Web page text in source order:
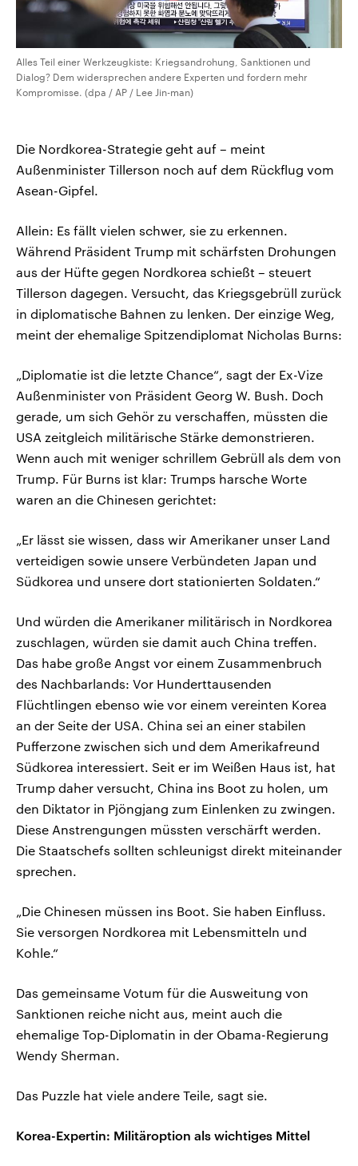
Alles Teil einer Werkzeugkiste: Kriegsandrohung, Sanktionen und
Dialog? Dem widersprechen andere Experten und fordern mehr
Kompromisse. (dpa / AP / Lee Jin-man)
Die Nordkorea-Strategie geht auf – meint
Außenminister Tillerson noch auf dem Rückflug vom
Asean-Gipfel.
Allein: Es fällt vielen schwer, sie zu erkennen.
Während Präsident Trump mit schärfsten Drohungen
aus der Hüfte gegen Nordkorea schießt – steuert
Tillerson dagegen. Versucht, das Kriegsgebrüll zurück
in diplomatische Bahnen zu lenken. Der einzige Weg,
meint der ehemalige Spitzendiplomat Nicholas Burns:
„Diplomatie ist die letzte Chance“, sagt der Ex-Vize
Außenminister von Präsident Georg W. Bush. Doch
gerade, um sich Gehör zu verschaffen, müssten die
USA zeitgleich militärische Stärke demonstrieren.
Wenn auch mit weniger schrillem Gebrüll als dem von
Trump. Für Burns ist klar: Trumps harsche Worte
waren an die Chinesen gerichtet:
„Er lässt sie wissen, dass wir Amerikaner unser Land
verteidigen sowie unsere Verbündeten Japan und
Südkorea und unsere dort stationierten Soldaten.“
Und würden die Amerikaner militärisch in Nordkorea
zuschlagen, würden sie damit auch China treffen.
Das habe große Angst vor einem Zusammenbruch
des Nachbarlands: Vor Hunderttausenden
Flüchtlingen ebenso wie vor einem vereinten Korea
an der Seite der USA. China sei an einer stabilen
Pufferzone zwischen sich und dem Amerikafreund
Südkorea interessiert. Seit er im Weißen Haus ist, hat
Trump daher versucht, China ins Boot zu holen, um
den Diktator in Pjöngjang zum Einlenken zu zwingen.
Diese Anstrengungen müssten verschärft werden.
Die Staatschefs sollten schleunigst direkt miteinander
sprechen.
„Die Chinesen müssen ins Boot. Sie haben Einfluss.
Sie versorgen Nordkorea mit Lebensmitteln und
Kohle.“
Das gemeinsame Votum für die Ausweitung von
Sanktionen reiche nicht aus, meint auch die
ehemalige Top-Diplomatin in der Obama-Regierung
Wendy Sherman.
Das Puzzle hat viele andere Teile, sagt sie.
Korea-Expertin: Militäroption als wichtiges Mittel